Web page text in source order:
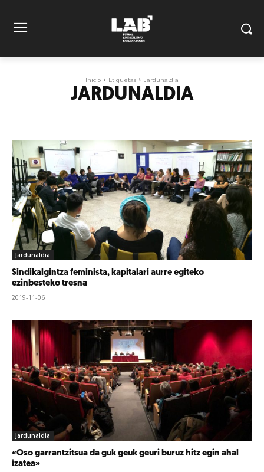
Inicio Etiquetas Jardunaldia
JARDUNALDIA
Jardunaldia
Sindikalgintza feminista, kapitalari aurre egiteko
ezinbesteko tresna
2019-11-06
Jardunaldia
«Oso garrantzitsua da guk geuk geuri buruz hitz egin ahal
izatea»